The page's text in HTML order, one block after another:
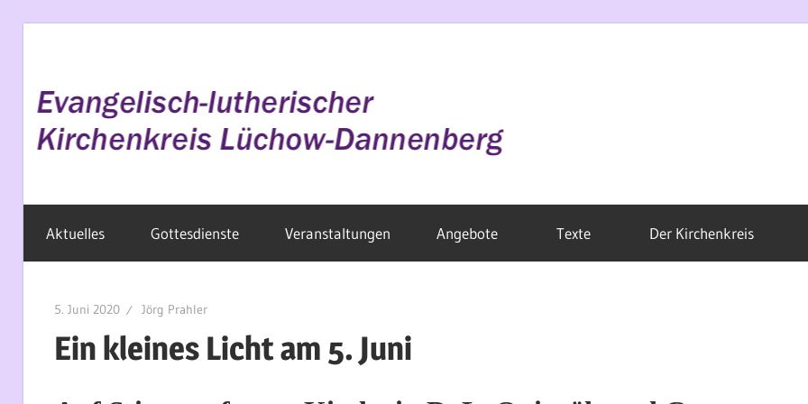
springen
Wendland
Aktuelles Gottesdienste Veranstaltungen Angebote Texte Der Kirchenkreis
5. Juni 2020 Jörg Prahler
Ein kleines Licht am 5. Juni